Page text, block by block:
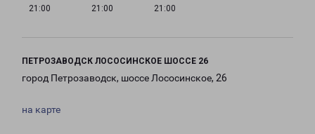
21:00
21:00
21:00
ПЕТРОЗАВОДСК ЛОСОСИНСКОЕ ШОССЕ 26
город Петрозаводск, шоссе Лососинское, 26
на карте